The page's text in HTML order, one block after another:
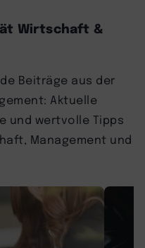
Wirtschaft &
Beiträge aus der
Aktuelle
und wertvolle Tipps
Management und